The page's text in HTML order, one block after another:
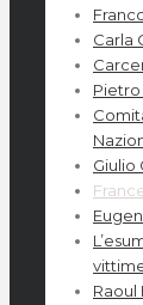
Carla
Pietro
Giulio
Raoul